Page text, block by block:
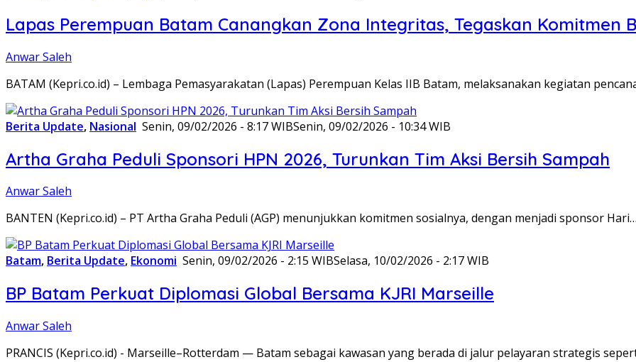
Lapas Perempuan Batam Canangkan Zona Integritas, Tegaskan Komitmen
Anwar Saleh
BATAM (Kepri.co.id) – Lembaga Pemasyarakatan (Lapas) Perempuan Kelas IIB Batam, melaksanakan kegiatan
Berita Update, Nasional Senin, 09/02/2026 - 8:17 WIBSenin, 09/02/2026 - 10:34 WIB
Artha Graha Peduli Sponsori HPN 2026, Turunkan Tim Aksi Bersih Sampah
Anwar Saleh
BANTEN (Kepri.co.id) – PT Artha Graha Peduli (AGP) menunjukkan komitmen sosialnya, dengan menjadi sponsor Hari…
Batam, Berita Update, Ekonomi Senin, 09/02/2026 - 2:15 WIBSelasa, 10/02/2026 - 2:17 WIB
BP Batam Perkuat Diplomasi Global Bersama KJRI Marseille
Anwar Saleh
PRANCIS (Kepri.co.id) - Marseille–Rotterdam — Batam sebagai kawasan yang berada di jalur pelayaran strategis